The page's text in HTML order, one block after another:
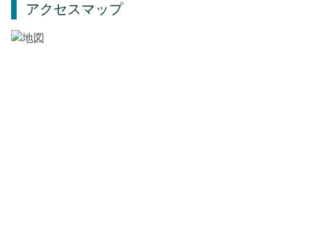
アクセスマップ